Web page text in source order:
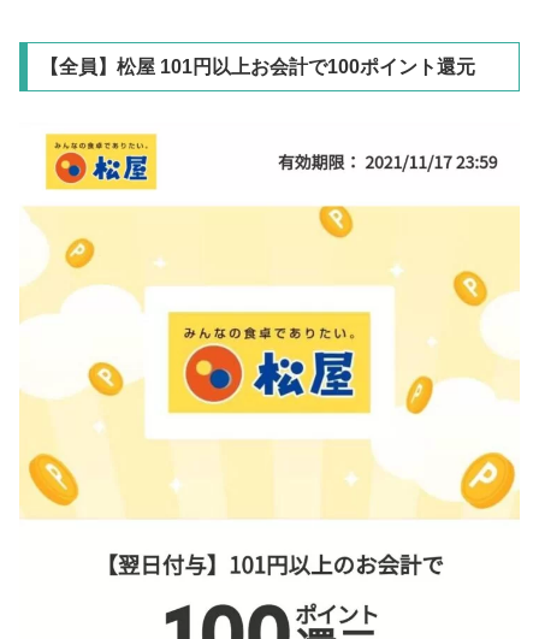
【全員】松屋 101円以上お会計で100ポイント還元